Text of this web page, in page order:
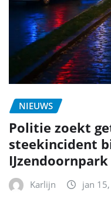
NIEUWS
Politie zoekt
steekincident
Karlijn jan